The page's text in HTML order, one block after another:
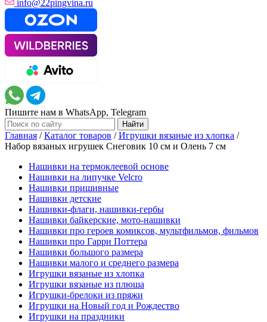
info@22pingvina.ru
Пишите нам в WhatsApp, Telegram
Главная /Каталог товаров /Игрушки вязаные из хлопка /
Набор вязаных игрушек Снеговик 10 см и Олень 7 см
Нашивки на термоклеевой основе
Нашивки на липучке Velcro
Нашивки пришивные
Нашивки детские
Нашивки-флаги, нашивки-гербы
Нашивки байкерские, мото-нашивки
Нашивки про героев комиксов, мультфильмов, фильмов
Нашивки про Гарри Поттера
Нашивки большого размера
Нашивки малого и среднего размера
Игрушки вязаные из хлопка
Игрушки вязаные из плюша
Игрушки-брелоки из пряжи
Игрушки на Новый год и Рождество
Игрушки на праздники